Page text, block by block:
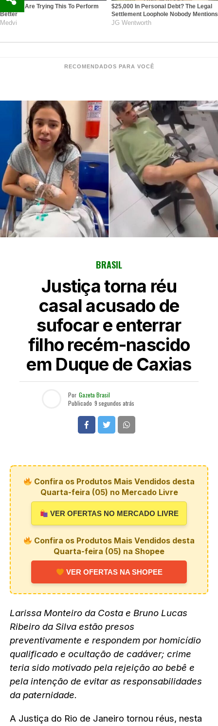
Men 45+ Are Trying This To Perform
Better
Medvi
$25,000 In Personal Debt? The Legal
Settlement Loophole Nobody Mentions
JG Wentworth
RECOMENDADOS PARA VOCÊ
BRASIL
Justiça torna réu
casal acusado de
sufocar e enterrar
filho recém-nascido
em Duque de Caxias
Por Gazeta Brasil
Publicado 9 segundos atrás
Confira os Produtos Mais Vendidos desta
Quarta-feira (05) no Mercado Livre
VER OFERTAS NO MERCADO LIVRE
Confira os Produtos Mais Vendidos desta
Quarta-feira (05) na Shopee
VER OFERTAS NA SHOPEE
Larissa Monteiro da Costa e Bruno Lucas
Ribeiro da Silva estão presos
preventivamente e respondem por homicídio
qualificado e ocultação de cadáver; crime
teria sido motivado pela rejeição ao bebê e
pela intenção de evitar as responsabilidades
da paternidade.
A Justiça do Rio de Janeiro tornou réus, nesta